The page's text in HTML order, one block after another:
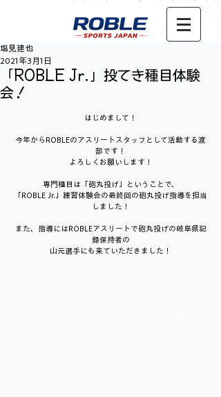
「ROBLE Jr.」投てき種目体験
会！
塩見建也
2021年3月1日
はじめまして！
今年からROBLEのアスリートスタッフとして活動する渡
部です！
よろしくお願いします！
専門種目は「砲丸投げ」ということで、
「ROBLE Jr.」練習体験会の最終回の砲丸投げ指導を担当
しました！
また、指導にはROBLEアスリートで砲丸投げの岐阜県記
録保持者の
山元選手にも来ていただきました！